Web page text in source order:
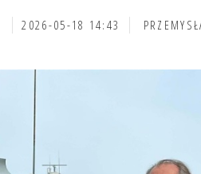
2026-05-18 14:43